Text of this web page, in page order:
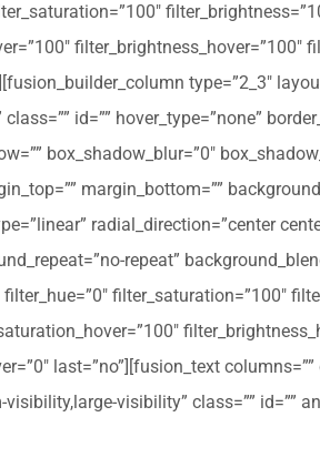
filter_brightness_hover=”100″
type=”2_3″
id=”” hover_type=”none”
box_shadow_blur=”0″
margin_bottom=””
radial_direction=”center
repeat”
filter_saturation=”100″
last=”no”][fusion_text
visibility” class=”” id=””